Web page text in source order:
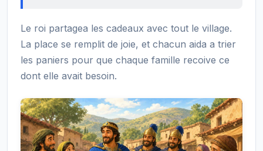
Le roi partagea les cadeaux avec tout le village.
La place se remplit de joie, et chacun aida a trier
les paniers pour que chaque famille recoive ce
dont elle avait besoin.